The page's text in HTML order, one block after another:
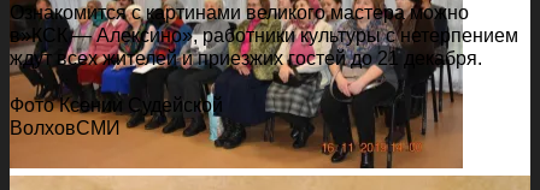
Ознакомится с картинами великого мастера можно
в»КСК — Алексино», работники культуры с нетерпением
ждут всех жителей и приезжих гостей до 21 декабря.
Фото Ксении Судейской
ВолховСМИ